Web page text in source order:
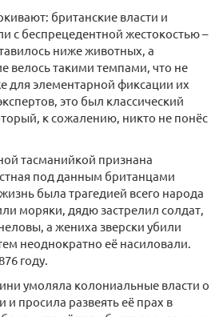
британские власти и
с беспрецедентной жестокостью –
ниже животных, а
велось такими темпами, что не
для элементарной фиксации их
это был классический
к сожалению, никто не понёс
тасманийкой признана
под данным британцами
была трагедией всего народа
моряки, дядю застрелил солдат,
а жениха зверски убили
неоднократно её насиловали.
году.
умоляла колониальные власти о
просила развеять её прах в